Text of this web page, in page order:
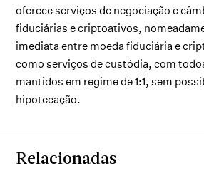
oferece serviços de negociação e
fiduciárias e criptoativos,
imediata entre moeda fiduciária e
como serviços de custódia, com
mantidos em regime de 1:1, sem
hipotecação.
Relacionadas